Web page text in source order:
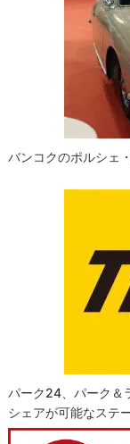
バンコクのポルシェ
パーク24、パーク＆
シェアが可能なステ